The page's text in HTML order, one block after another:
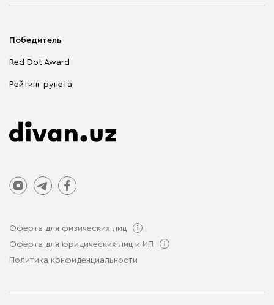
Корпусная мебель
Столы и стулья
Победитель
Red Dot Award
Рейтинг рунета
Оферта для физических лиц
Оферта для юридических лиц и ИП
Политика конфиденциальности